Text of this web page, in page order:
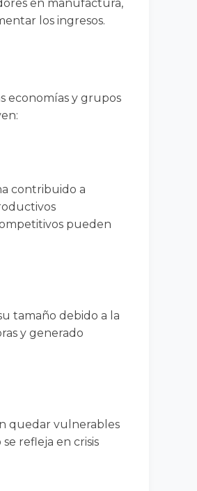
en manufactura,
los ingresos.
economías y grupos
contribuido a
pueden
tamaño debido a la
y generado
quedar vulnerables
refleja en crisis